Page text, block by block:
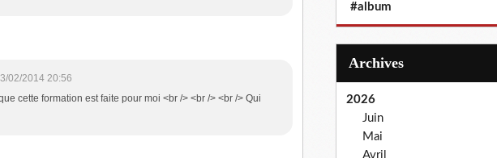
02/2014 20:56
cette formation est faite pour moi <br /> <br /> <br /> Qui
#album
Archives
2026
Juin
Mai
Avril